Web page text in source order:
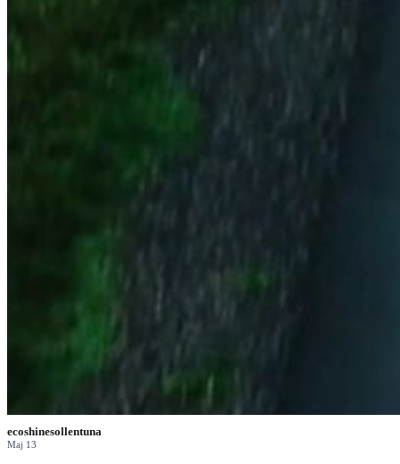
ecoshinesollentuna
Maj 13